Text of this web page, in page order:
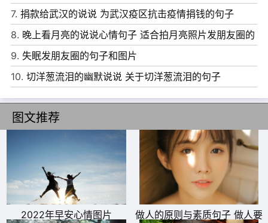
13、喜欢你那么久，除了委屈，我什么都没有得到。
14、难不难过都是自己过，伤不伤心都是一颗心，我们都喜
欢逞强，都喜欢流着眼泪笑着说没事。
7. 捐款给武汉的说说 为武汉疫区抗击疫情捐钱的句子
8. 晚上看月亮的说说心情句子 适合拍月亮照片发朋友圈的
文案
9. 失眠发朋友圈的句子和图片
10. 切洋葱流泪的幽默说说 关于切洋葱流泪的句子
图文推荐
2022年早安心情图片
做人的原则与素质句子 做人要